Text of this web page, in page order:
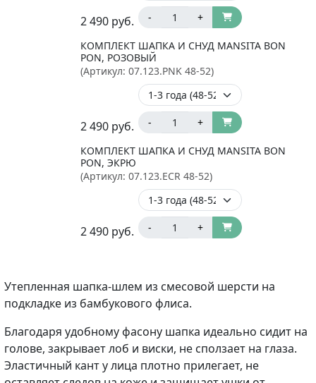
2 490 руб. - +
КОМПЛЕКТ ШАПКА И СНУД MANSITA BON
PON, РОЗОВЫЙ
(Артикул: 07.123.PNK 48-52)
2 490 руб. - +
КОМПЛЕКТ ШАПКА И СНУД MANSITA BON
PON, ЭКРЮ
(Артикул: 07.123.ECR 48-52)
2 490 руб. - +
Утепленная шапка-шлем из смесовой шерсти на
подкладке из бамбукового флиса.
Благодаря удобному фасону шапка идеально сидит на
голове, закрывает лоб и виски, не сползает на глаза.
Эластичный кант у лица плотно прилегает, не